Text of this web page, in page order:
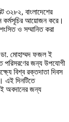
৩২৮২, বাংলাদেশের
কর্মসূচির আয়োজন করে।
ও সম্মানিত করা
ডা. মোহাম্মদ ফজল ই
পরিসরণের জন্য উপযোগী
বিশ্ব রক্তদাতা দিবস
এই দিনটিতে
অবদানের জন্য